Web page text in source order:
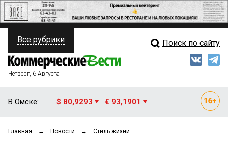
ПОЛИТИКА
ФИНАНСЫ
ОБЩЕСТВО
Свежий выпуск
Все рубрики Поиск по сайту
Четверг, 6 Августа
В Омске: $ 80,9293 € 93,1901
Главная → Новости → Стиль жизни